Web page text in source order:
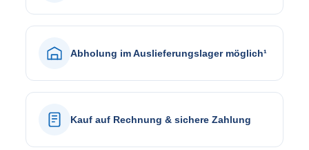
Abholung im Auslieferungslager möglich¹
Kauf auf Rechnung & sichere Zahlung